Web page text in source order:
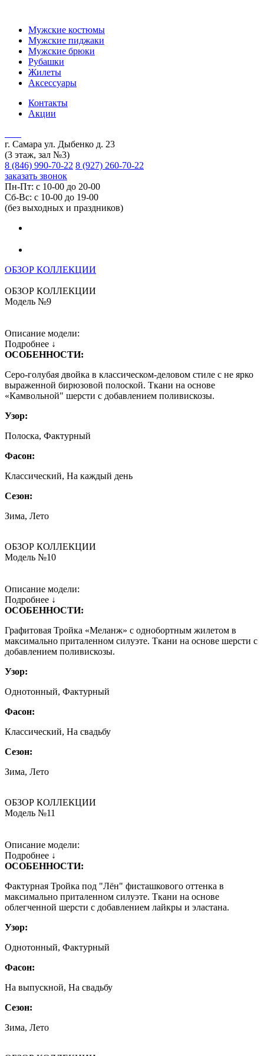
Мужские костюмы
Мужские пиджаки
Мужские брюки
Рубашки
Жилеты
Аксессуары
Контакты
Акции
г. Самара ул. Дыбенко д. 23
(3 этаж, зал №3)
8 (846) 990-70-22 8 (927) 260-70-22
заказать звонок
Пн-Пт: с 10-00 до 20-00
Сб-Вс: с 10-00 до 19-00
(без выходных и праздников)
ОБЗОР КОЛЛЕКЦИИ
ОБЗОР КОЛЛЕКЦИИ
Модель №9
Описание модели:
Подробнее ↓
ОСОБЕННОСТИ:
Серо-голубая двойка в классическом-деловом стиле с не ярко
выраженной бирюзовой полоской. Ткани на основе
«Камвольной" шерсти с добавлением поливискозы.
Узор:
Полоска, Фактурный
Фасон:
Классический, На каждый день
Сезон:
Зима, Лето
ОБЗОР КОЛЛЕКЦИИ
Модель №10
Описание модели:
Подробнее ↓
ОСОБЕННОСТИ:
Графитовая Тройка «Меланж» с однобортным жилетом в
максимально приталенном силуэте. Ткани на основе шерсти с
добавлением поливискозы.
Узор:
Однотонный, Фактурный
Фасон:
Классический, На свадьбу
Сезон:
Зима, Лето
ОБЗОР КОЛЛЕКЦИИ
Модель №11
Описание модели:
Подробнее ↓
ОСОБЕННОСТИ:
Фактурная Тройка под "Лён" фисташкового оттенка в
максимально приталенном силуэте. Ткани на основе
облегченной шерсти с добавлением лайкры и эластана.
Узор:
Однотонный, Фактурный
Фасон:
На выпускной, На свадьбу
Сезон:
Зима, Лето